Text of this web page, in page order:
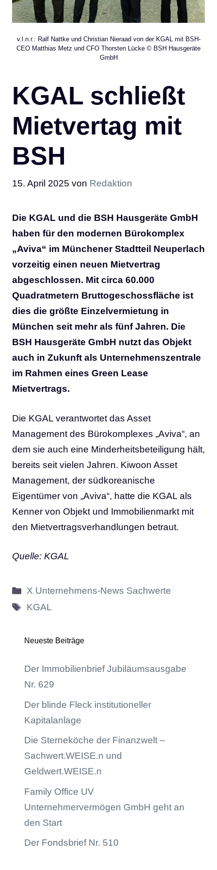
v.l.n.r.: Ralf Nattke und Christian Nieraad von der KGAL mit BSH-
CEO Matthias Metz und CFO Thorsten Lücke © BSH Hausgeräte
GmbH
KGAL schließt
Mietvertag mit
BSH
15. April 2025 von Redaktion
Die KGAL und die BSH Hausgeräte GmbH
haben für den modernen Bürokomplex
„Aviva“ im Münchener Stadtteil Neuperlach
vorzeitig einen neuen Mietvertrag
abgeschlossen. Mit circa 60.000
Quadratmetern Bruttogeschossfläche ist
dies die größte Einzelvermietung in
München seit mehr als fünf Jahren. Die
BSH Hausgeräte GmbH nutzt das Objekt
auch in Zukunft als Unternehmenszentrale
im Rahmen eines Green Lease
Mietvertrags.
Die KGAL verantwortet das Asset
Management des Bürokomplexes „Aviva“, an
dem sie auch eine Minderheitsbeteiligung hält,
bereits seit vielen Jahren. Kiwoon Asset
Management, der südkoreanische
Eigentümer von „Aviva“, hatte die KGAL als
Kenner von Objekt und Immobilienmarkt mit
den Mietvertragsverhandlungen betraut.
Quelle: KGAL
Kategorien
X Unternehmens-News Sachwerte
Schlagwörter
KGAL
Neueste Beiträge
Der Immobilienbrief Jubiläumsausgabe
Nr. 629
Der blinde Fleck institutioneller
Kapitalanlage
Die Sterneköche der Finanzwelt –
Sachwert.WEISE.n und
Geldwert.WEISE.n
Family Office UV
Unternehmervermögen GmbH geht an
den Start
Der Fondsbrief Nr. 510